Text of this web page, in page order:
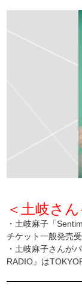
＜土岐さ
・土岐麻子「
チケット一般発売受
・土岐麻子さんが
RADIO』 は